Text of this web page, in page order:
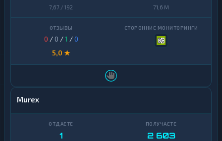
7,67 / 192 71,6 M
0 / 0 /1 /0
5,0 ★
Murex
1 2 603